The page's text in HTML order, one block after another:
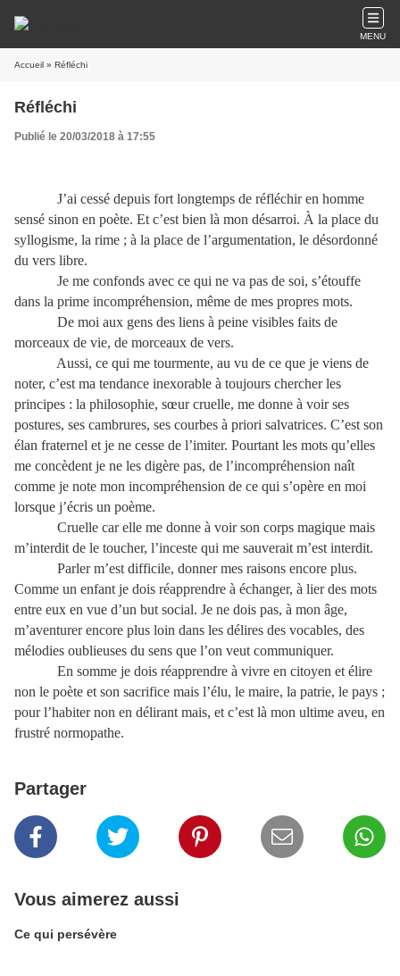
MENU
Accueil » Réfléchi
Réfléchi
Publié le 20/03/2018 à 17:55
J’ai cessé depuis fort longtemps de réfléchir en homme
sensé sinon en poète. Et c’est bien là mon désarroi. À la place du
syllogisme, la rime ; à la place de l’argumentation, le désordonné
du vers libre.
Je me confonds avec ce qui ne va pas de soi, s’étouffe
dans la prime incompréhension, même de mes propres mots.
De moi aux gens des liens à peine visibles faits de
morceaux de vie, de morceaux de vers.
Aussi, ce qui me tourmente, au vu de ce que je viens de
noter, c’est ma tendance inexorable à toujours chercher les
principes : la philosophie, sœur cruelle, me donne à voir ses
postures, ses cambrures, ses courbes à priori salvatrices. C’est son
élan fraternel et je ne cesse de l’imiter. Pourtant les mots qu’elles
me concèdent je ne les digère pas, de l’incompréhension naît
comme je note mon incompréhension de ce qui s’opère en moi
lorsque j’écris un poème.
Cruelle car elle me donne à voir son corps magique mais
m’interdit de le toucher, l’inceste qui me sauverait m’est interdit.
Parler m’est difficile, donner mes raisons encore plus.
Comme un enfant je dois réapprendre à échanger, à lier des mots
entre eux en vue d’un but social. Je ne dois pas, à mon âge,
m’aventurer encore plus loin dans les délires des vocables, des
mélodies oublieuses du sens que l’on veut communiquer.
En somme je dois réapprendre à vivre en citoyen et élire
non le poète et son sacrifice mais l’élu, le maire, la patrie, le pays ;
pour l’habiter non en délirant mais, et c’est là mon ultime aveu, en
frustré normopathe.
Partager
Vous aimerez aussi
Ce qui persévère